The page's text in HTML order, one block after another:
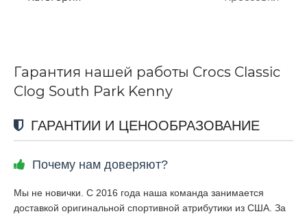
Гарантия нашей работы Crocs Classic
Clog South Park Kenny
ГАРАНТИИ И ЦЕНООБРАЗОВАНИЕ
Почему нам доверяют?
Мы не новички. С 2016 года наша команда занимается
доставкой оригинальной спортивной атрибутики из США. За